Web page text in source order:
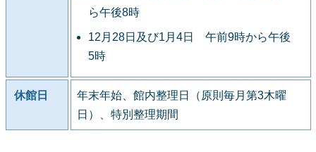
ら午後8時
12月28日及び1月4日 午前9時から午後
5時
休館日
年末年始、館内整理日（原則毎月第3木曜
日）、特別整理期間